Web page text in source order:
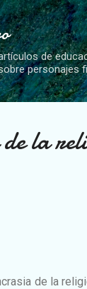
de
la
de la